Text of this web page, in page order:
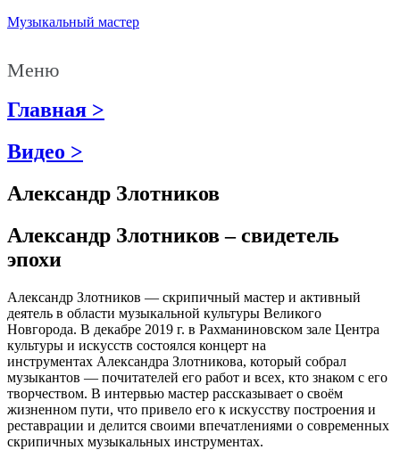
Музыкальный мастер
Меню
Главная >
Видео >
Александр Злотников
Александр Злотников – свидетель
эпохи
Александр Злотников — скрипичный мастер и активный
деятель в области музыкальной культуры Великого
Новгорода. В декабре 2019 г. в Рахманиновском зале Центра
культуры и искусств состоялся концерт на
инструментах Александра Злотникова, который собрал
музыкантов — почитателей его работ и всех, кто знаком с его
творчеством. В интервью мастер рассказывает о своём
жизненном пути, что привело его к искусству построения и
реставрации и делится своими впечатлениями о современных
скрипичных музыкальных инструментах.